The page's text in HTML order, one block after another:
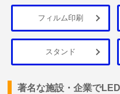
フィルム印刷
スタンド
著名な施設・企業で